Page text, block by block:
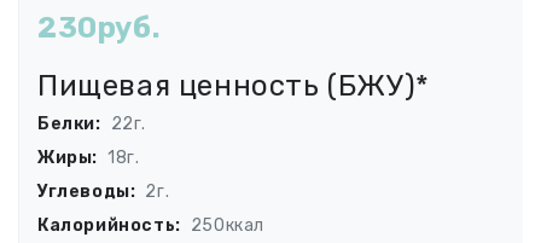
230руб.
Пищевая ценность (БЖУ)*
Белки: 22г.
Жиры: 18г.
Углеводы: 2г.
Калорийность: 250ккал